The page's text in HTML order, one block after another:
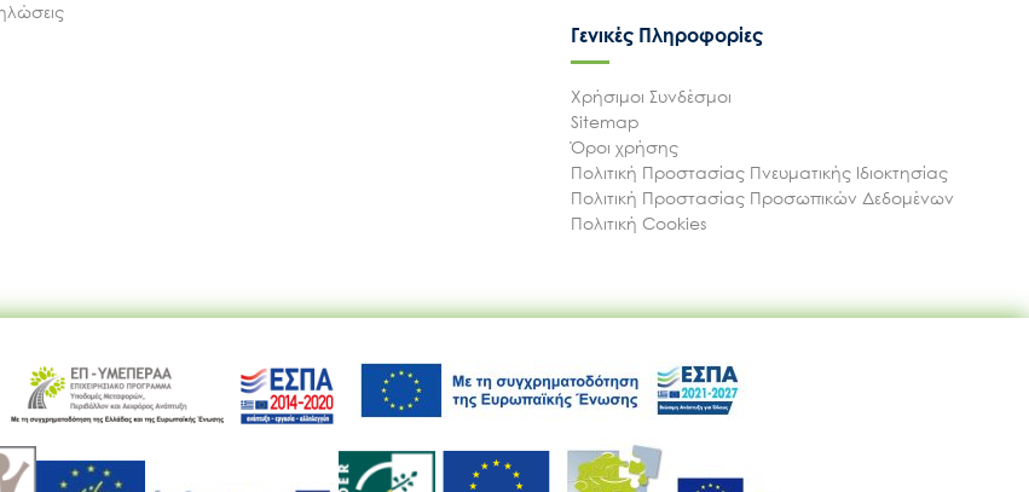
Ακολουθήστε μας
Γενικές Πληροφορίες
Χρήσιμοι Συνδέσμοι
Sitemap
Όροι χρήσης
Πολιτική Προστασίας Πνευματικής Ιδιοκτησίας
Πολιτική Προστασίας Προσωπικών Δεδομένων
Πολιτική Cookies